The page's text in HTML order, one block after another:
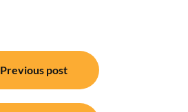
Previous post